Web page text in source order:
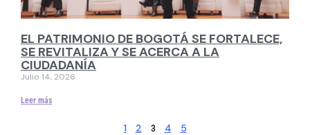
EL PATRIMONIO DE BOGOTÁ SE FORTALECE,
SE REVITALIZA Y SE ACERCA A LA
CIUDADANÍA
Julio 14, 2026
Leer más
1 2 3 4 5